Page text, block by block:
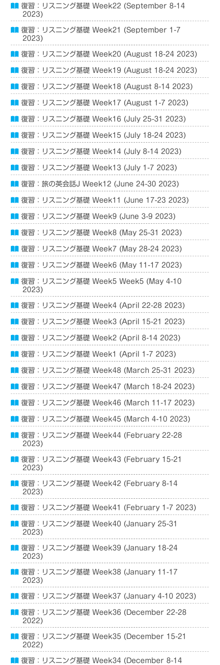
復習：リスニング基礎 Week22 (September 8-14
2023)
復習：リスニング基礎 Week21 (September 1-7
2023)
復習：リスニング基礎 Week20 (August 18-24 2023)
復習：リスニング基礎 Week19 (August 18-24 2023)
復習：リスニング基礎 Week18 (August 8-14 2023)
復習：リスニング基礎 Week17 (August 1-7 2023)
復習：リスニング基礎 Week16 (July 25-31 2023)
復習：リスニング基礎 Week15 (July 18-24 2023)
復習：リスニング基礎 Week14 (July 8-14 2023)
復習：リスニング基礎 Week13 (July 1-7 2023)
復習：旅の英会話J Week12 (June 24-30 2023)
復習：リスニング基礎 Week11 (June 17-23 2023)
復習：リスニング基礎 Week9 (June 3-9 2023)
復習：リスニング基礎 Week8 (May 25-31 2023)
復習：リスニング基礎 Week7 (May 28-24 2023)
復習：リスニング基礎 Week6 (May 11-17 2023)
復習：リスニング基礎 Week5 Week5 (May 4-10
2023)
復習：リスニング基礎 Week4 (April 22-28 2023)
復習：リスニング基礎 Week3 (April 15-21 2023)
復習：リスニング基礎 Week2 (April 8-14 2023)
復習：リスニング基礎 Week1 (April 1-7 2023)
復習：リスニング基礎 Week48 (March 25-31 2023)
復習：リスニング基礎 Week47 (March 18-24 2023)
復習：リスニング基礎 Week46 (March 11-17 2023)
復習：リスニング基礎 Week45 (March 4-10 2023)
復習：リスニング基礎 Week44 (February 22-28
2023)
復習：リスニング基礎 Week43 (February 15-21
2023)
復習：リスニング基礎 Week42 (February 8-14
2023)
復習：リスニング基礎 Week41 (February 1-7 2023)
復習：リスニング基礎 Week40 (January 25-31
2023)
復習：リスニング基礎 Week39 (January 18-24
2023)
復習：リスニング基礎 Week38 (January 11-17
2023)
復習：リスニング基礎 Week37 (January 4-10 2023)
復習：リスニング基礎 Week36 (December 22-28
2022)
復習：リスニング基礎 Week35 (December 15-21
2022)
復習：リスニング基礎 Week34 (December 8-14